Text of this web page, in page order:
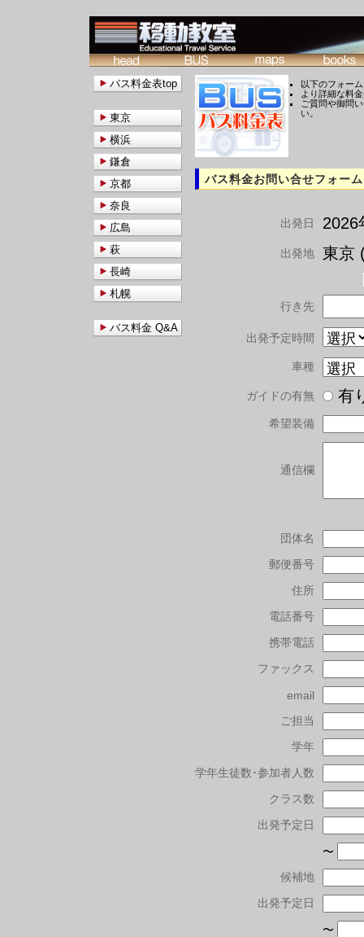
以下のフォー
より詳細な料
ご質問や御問
い。
バス料金お問い合せフォーム
出発日 2026
出発地 東京
行き先
出発予定時間
車種
ガイドの有無
希望装備
通信欄
団体名
郵便番号
住所
電話番号
携帯電話
ファックス
email
ご担当
学年
学年生徒数･参加者人数
クラス数
出発予定日
〜
候補地
出発予定日
〜
バス料金表top
東京
横浜
鎌倉
京都
奈良
広島
萩
長崎
札幌
バス料金 Q&A